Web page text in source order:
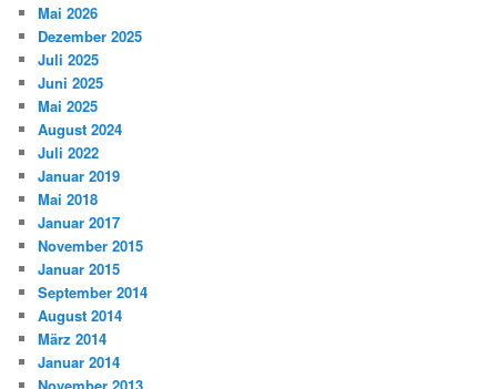
Mai 2026
Dezember 2025
Juli 2025
Juni 2025
Mai 2025
August 2024
Juli 2022
Januar 2019
Mai 2018
Januar 2017
November 2015
Januar 2015
September 2014
August 2014
März 2014
Januar 2014